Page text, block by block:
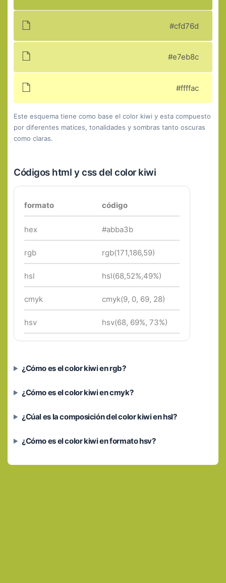
#cfd76d
#e7eb8c
#ffffac
Este esquema tiene como base el color kiwi y esta compuesto
por diferentes matices, tonalidades y sombras tanto oscuras
como claras.
Códigos html y css del color kiwi
formato código
hex #abba3b
rgb rgb(171,186,59)
hsl hsl(68,52%,49%)
cmyk cmyk(9, 0, 69, 28)
hsv hsv(68, 69%, 73%)
¿Cómo es el color kiwi en rgb?
¿Cómo es el color kiwi en cmyk?
¿Cúal es la composición del color kiwi en hsl?
¿Cómo es el color kiwi en formato hsv?